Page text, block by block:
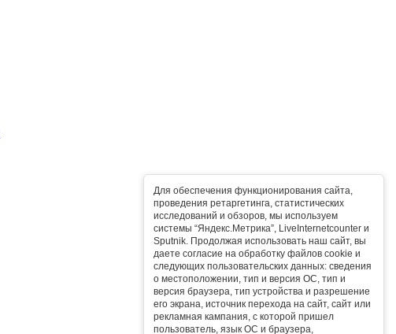
Для обеспечения функционирования сайта,
проведения ретаргетинга, статистических
исследований и обзоров, мы используем
системы “Яндекс.Метрика”, LiveInternetcounter и
Sputnik. Продолжая использовать наш сайт, вы
даете согласие на обработку файлов cookie и
следующих пользовательских данных: сведения
о местоположении, тип и версия ОС, тип и
версия браузера, тип устройства и разрешение
его экрана, источник перехода на сайт, сайт или
рекламная кампания, с которой пришел
пользователь, язык ОС и браузера,